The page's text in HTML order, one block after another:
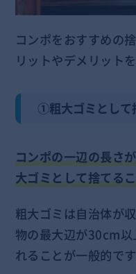
コンポをおすすめの
リットやデメリット
①粗大ゴミとして
コンポの一辺の長さ
大ゴミとして捨てる
粗大ゴミは自治体が
物の最大辺が30cm
れることが一般的です